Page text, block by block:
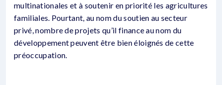
multinationales et à soutenir en priorité les agricultures
familiales. Pourtant, au nom du soutien au secteur
privé, nombre de projets qu’il finance au nom du
développement peuvent être bien éloignés de cette
préoccupation.